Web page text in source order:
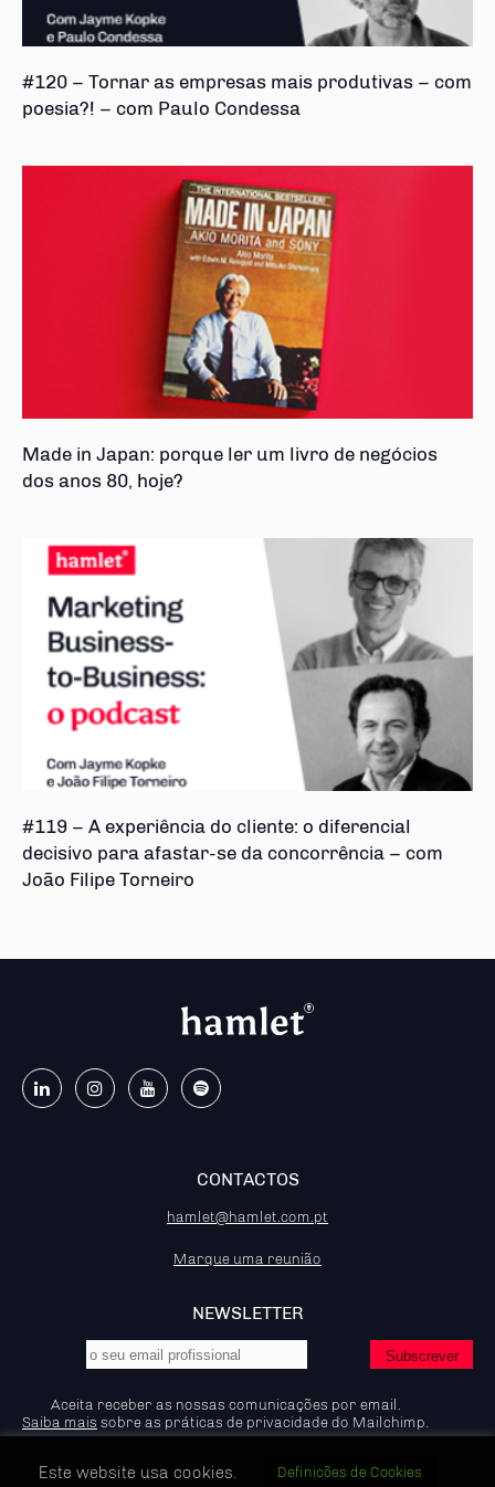
#120 – Tornar as empresas mais produtivas – com
poesia?! – com Paulo Condessa
Made in Japan: porque ler um livro de negócios
dos anos 80, hoje?
#119 – A experiência do cliente: o diferencial
decisivo para afastar-se da concorrência – com
João Filipe Torneiro
CONTACTOS
hamlet@hamlet.com.pt
Marque uma reunião
NEWSLETTER
Aceita receber as nossas comunicações por email.
Saiba mais sobre as práticas de privacidade do Mailchimp.
Este website usa cookies. Definicões de Cookies